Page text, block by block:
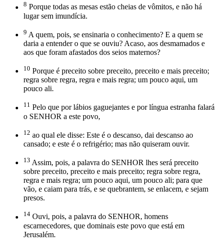
8 Porque todas as mesas estão cheias de vômitos, e não há
lugar sem imundícia.
9 A quem, pois, se ensinaria o conhecimento? E a quem se
daria a entender o que se ouviu? Acaso, aos desmamados e
aos que foram afastados dos seios maternos?
10 Porque é preceito sobre preceito, preceito e mais preceito;
regra sobre regra, regra e mais regra; um pouco aqui, um
pouco ali.
11 Pelo que por lábios gaguejantes e por língua estranha falará
o SENHOR a este povo,
12 ao qual ele disse: Este é o descanso, dai descanso ao
cansado; e este é o refrigério; mas não quiseram ouvir.
13 Assim, pois, a palavra do SENHOR lhes será preceito
sobre preceito, preceito e mais preceito; regra sobre regra,
regra e mais regra; um pouco aqui, um pouco ali; para que
vão, e caiam para trás, e se quebrantem, se enlacem, e sejam
presos.
14 Ouvi, pois, a palavra do SENHOR, homens
escarnecedores, que dominais este povo que está em
Jerusalém.